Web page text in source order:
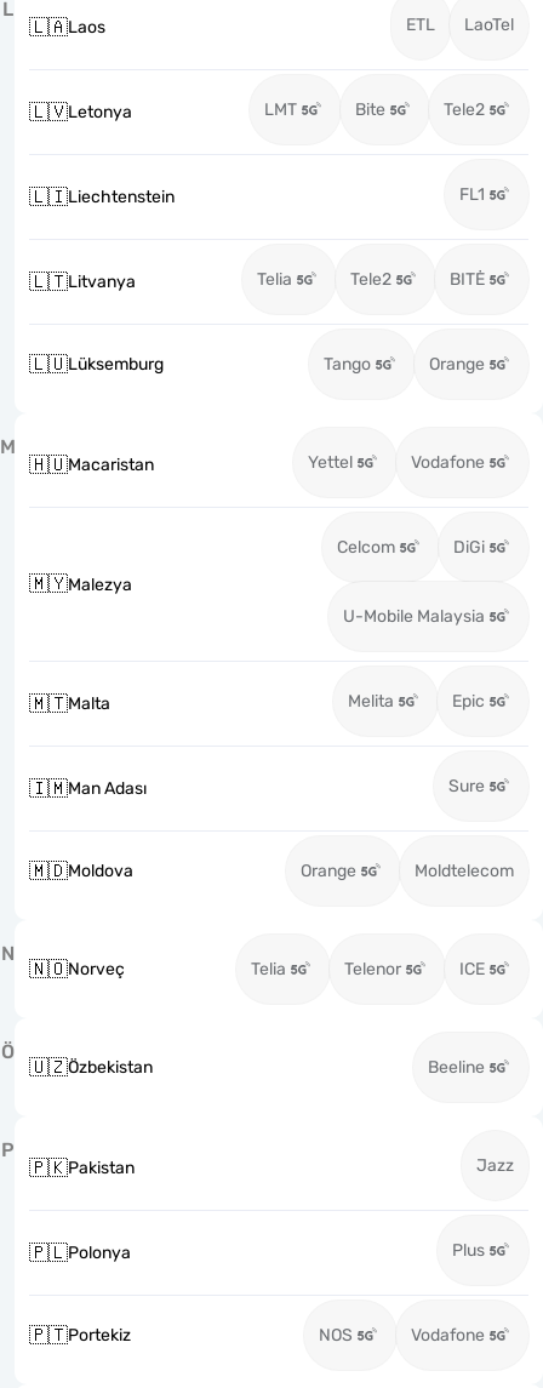
L
🇱🇦Laos ETL LaoTel
🇱🇻Letonya LMT Bite Tele2
🇱🇮Liechtenstein FL1
🇱🇹Litvanya Telia Tele2 BITĖ
🇱🇺Lüksemburg Tango Orange
M
🇭🇺Macaristan Yettel Vodafone
🇲🇾Malezya
Celcom DiGi
U-Mobile Malaysia
🇲🇹Malta Melita Epic
🇮🇲Man Adası Sure
🇲🇩Moldova Orange Moldtelecom
N
🇳🇴Norveç Telia Telenor ICE
Ö
🇺🇿Özbekistan Beeline
P
🇵🇰Pakistan Jazz
🇵🇱Polonya Plus
🇵🇹Portekiz NOS Vodafone